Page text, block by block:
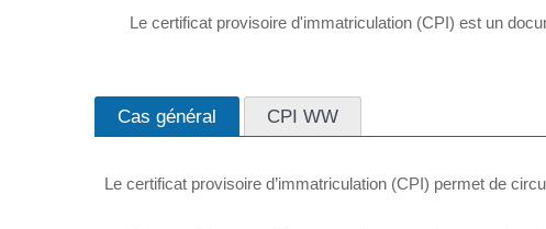
Le certificat provisoire d'immatriculation (CPI) est un
Cas général CPI WW
Le certificat provisoire d’immatriculation (CPI) permet de